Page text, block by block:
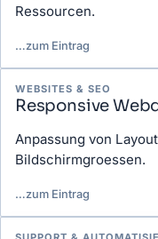
Ressourcen.
…zum Eintrag
WEBSITES & SEO
Responsive
Anpassung von
Bildschirmgroessen.
…zum Eintrag